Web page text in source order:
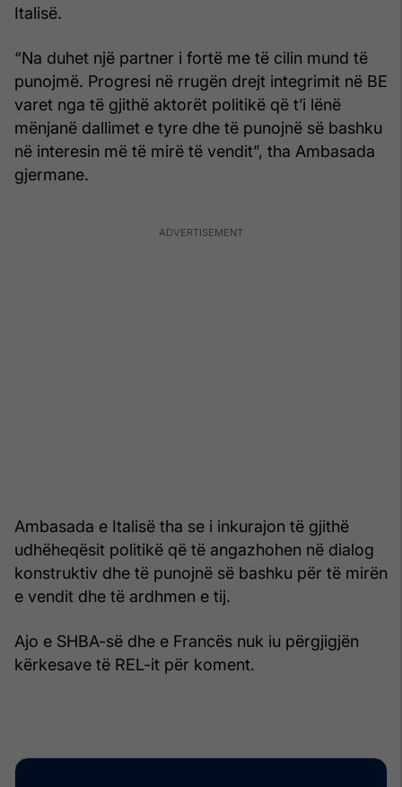
Italisë.
“Na duhet një partner i fortë me të cilin mund të
punojmë. Progresi në rrugën drejt integrimit në BE
varet nga të gjithë aktorët politikë që t’i lënë
mënjanë dallimet e tyre dhe të punojnë së bashku
në interesin më të mirë të vendit”, tha Ambasada
gjermane.
Ambasada e Italisë tha se i inkurajon të gjithë
udhëheqësit politikë që të angazhohen në dialog
konstruktiv dhe të punojnë së bashku për të mirën
e vendit dhe të ardhmen e tij.
Ajo e SHBA-së dhe e Francës nuk iu përgjigjën
kërkesave të REL-it për koment.